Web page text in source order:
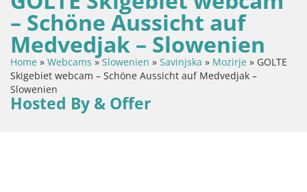
– Schöne Aussicht auf
Medvedjak – Slowenien
Home » Webcams »Slowenien » Savinjska » Mozirje » GOLTE
Skigebiet webcam – Schöne Aussicht auf Medvedjak –
Slowenien
Hosted By & Offer